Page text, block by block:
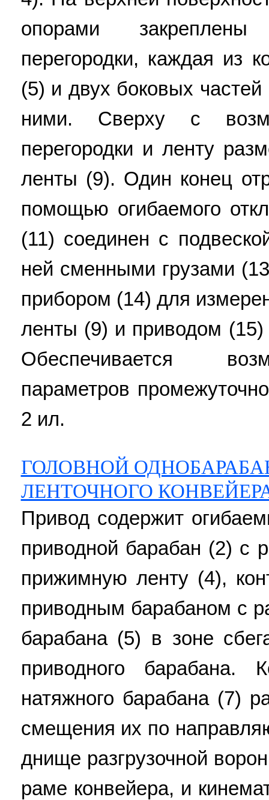
опорами
перегородки, каждая из
(5) и двух боковых
ними. Сверху с
перегородки и ленту
ленты (9). Один конец
помощью огибаемого
(11) соединен с
ней сменными грузами
прибором (14) для
ленты (9) и приводом
Обеспечивается
параметров
2 ил.
ГОЛОВНОЙ
ЛЕНТОЧНОГО
Привод содержит
приводной барабан (2) с
прижимную ленту (4),
приводным барабаном с
барабана (5) в зоне
приводного барабана.
натяжного барабана (7)
смещения их по
днище разгрузочной
раме конвейера, и